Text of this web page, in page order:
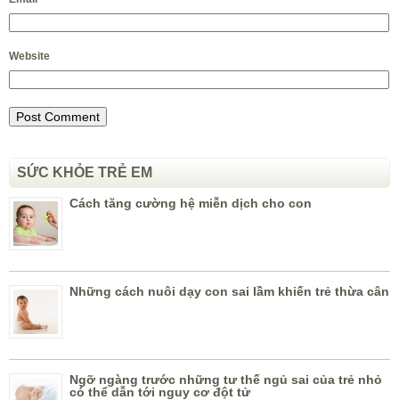
Website
SỨC KHỎE TRẺ EM
Cách tăng cường hệ miễn dịch cho con
Những cách nuôi dạy con sai lầm khiến trẻ thừa cân
Ngỡ ngàng trước những tư thế ngủ sai của trẻ nhỏ
có thể dẫn tới nguy cơ đột tử